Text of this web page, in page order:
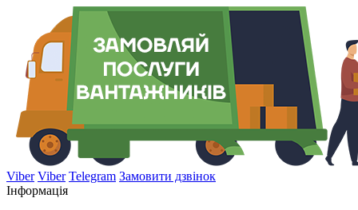
Viber Viber Telegram Замовити дзвінок
Інформація